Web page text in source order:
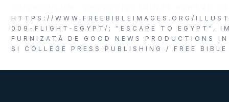
HTTPS://WWW.FREEBIBLEIMAGES.ORG/
009-FLIGHT-EGYPT/; "ESCAPE TO EGYPT",
FURNIZATĂ DE GOOD NEWS PRODUCTIONS
ȘI COLLEGE PRESS PUBLISHING / FREE